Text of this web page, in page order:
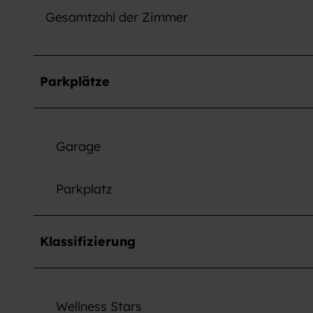
a
l
Gesamtzahl der Zimmer
Parkplätze
Garage
Parkplatz
Klassifizierung
Wellness Stars